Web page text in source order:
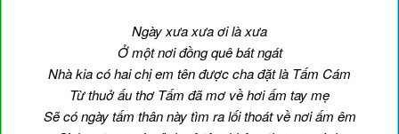
Ngày xưa xưa ơi là xưa
Ở một nơi đồng quê bát ngát
Nhà kia có hai chị em tên được cha đặt là Tấm Cám
Từ thuở ấu thơ Tấm đã mơ về hơi ấm tay mẹ
Sẽ có ngày tấm thân này tìm ra lối thoát về nơi ấm êm